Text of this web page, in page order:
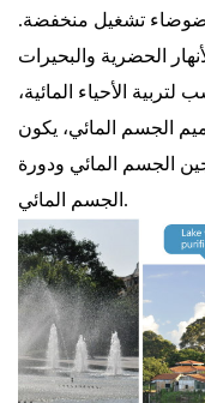
ضوضاء تشغيل منخفضة.
الحضرية والبحيرات
الأحياء المائية،
الجسم المائي، يكون
الجسم المائي ودورة
الجسم المائي.